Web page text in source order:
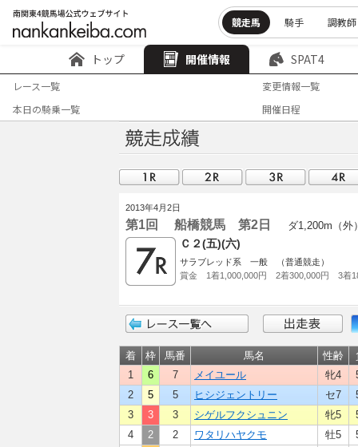
競走馬 騎手 調教師
トップ 開催情報 SPAT4
レース一覧
変更情報一覧
本日の騎乗一覧
開催日程
2013年4月2日
第1回 船橋競馬 第2日 ダ1,200m（外
Ｃ２(五)(六)
サラブレッド系 一般 （普通競走）
賞金 1着1,000,000円 2着300,000円 3着
着 枠 馬番 馬名 性齢
1
6 7 メイユール 牝4
2
5 5 ヒシジェントリー セ7
3
3 3 シゲルフクシュニン 牝5
4
2 2 ワタリハヤクモ 牡5